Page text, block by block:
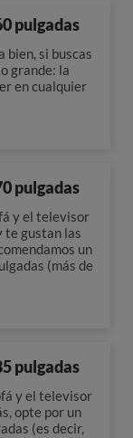
pulgadas
bien, si buscas
grande: la
en cualquier
pulgadas
y el televisor
te gustan las
un
(más de
pulgadas
y el televisor
opte por un
(es decir,